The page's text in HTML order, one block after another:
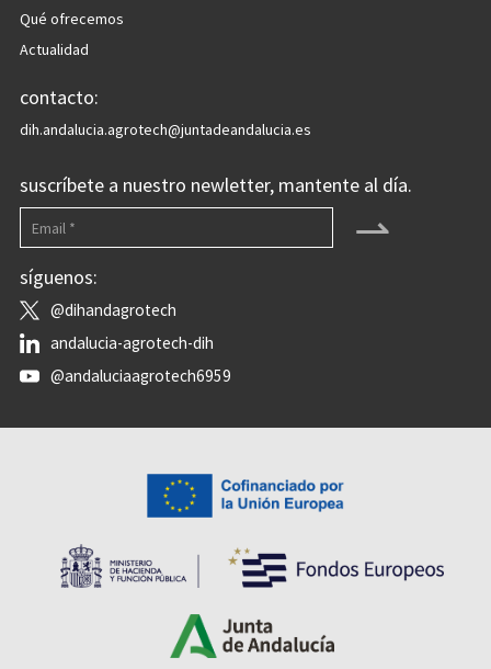
Qué ofrecemos
Actualidad
contacto:
dih.andalucia.agrotech@juntadeandalucia.es
suscríbete a nuestro newletter, mantente al día.
⇀
síguenos:
@dihandagrotech
andalucia-agrotech-dih
@andaluciaagrotech6959